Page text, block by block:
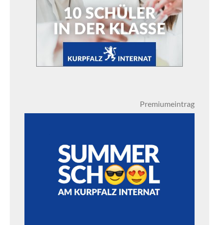
Premiumeintrag